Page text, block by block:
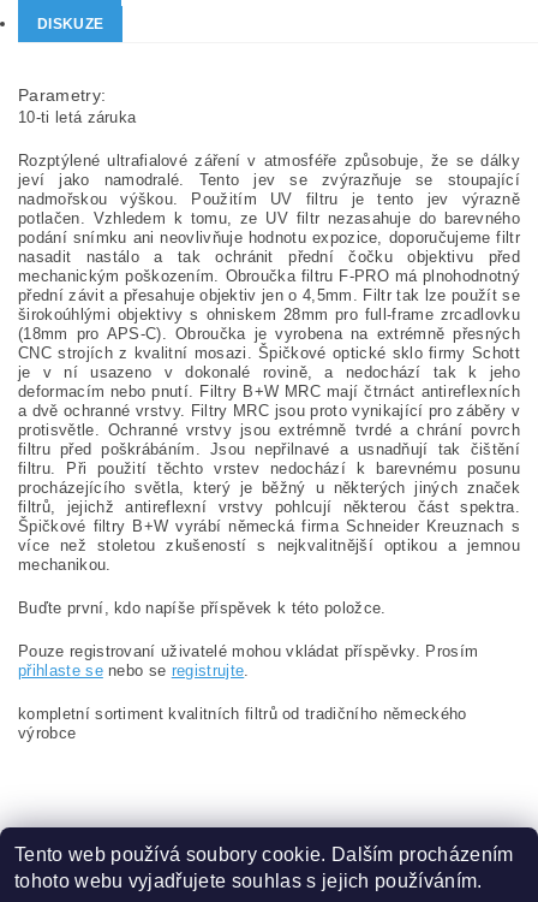
DISKUZE
Parametry:
10-ti letá záruka
Rozptýlené ultrafialové záření v atmosféře způsobuje, že se dálky
jeví jako namodralé. Tento jev se zvýrazňuje se stoupající
nadmořskou výškou. Použitím UV filtru je tento jev výrazně
potlačen. Vzhledem k tomu, ze UV filtr nezasahuje do barevného
podání snímku ani neovlivňuje hodnotu expozice, doporučujeme filtr
nasadit nastálo a tak ochránit přední čočku objektivu před
mechanickým poškozením. Obroučka filtru F-PRO má plnohodnotný
přední závit a přesahuje objektiv jen o 4,5mm. Filtr tak lze použít se
širokoúhlými objektivy s ohniskem 28mm pro full-frame zrcadlovku
(18mm pro APS-C). Obroučka je vyrobena na extrémně přesných
CNC strojích z kvalitní mosazi. Špičkové optické sklo firmy Schott
je v ní usazeno v dokonalé rovině, a nedochází tak k jeho
deformacím nebo pnutí. Filtry B+W MRC mají čtrnáct antireflexních
a dvě ochranné vrstvy. Filtry MRC jsou proto vynikající pro záběry v
protisvětle. Ochranné vrstvy jsou extrémně tvrdé a chrání povrch
filtru před poškrábáním. Jsou nepřilnavé a usnadňují tak čištění
filtru. Při použití těchto vrstev nedochází k barevnému posunu
procházejícího světla, který je běžný u některých jiných značek
filtrů, jejichž antireflexní vrstvy pohlcují některou část spektra.
Špičkové filtry B+W vyrábí německá firma Schneider Kreuznach s
více než stoletou zkušeností s nejkvalitnější optikou a jemnou
mechanikou.
Buďte první, kdo napíše příspěvek k této položce.
Pouze registrovaní uživatelé mohou vkládat příspěvky. Prosím
přihlaste senebo se registrujte
kompletní sortiment kvalitních filtrů od tradičního německého
výrobce
Zboží.cz | Heureka.cz
Tento web používá soubory cookie. Dalším procházením
tohoto webu vyjadřujete souhlas s jejich používáním.